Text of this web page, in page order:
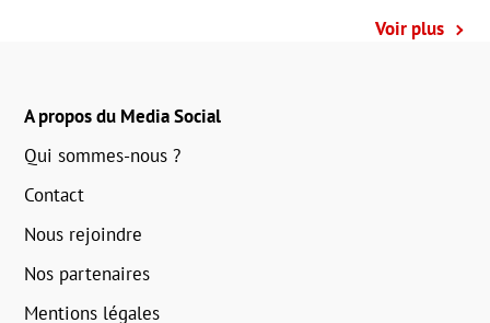
Voir plus
A propos du Media Social
Qui sommes-nous ?
Contact
Nous rejoindre
Nos partenaires
Mentions légales